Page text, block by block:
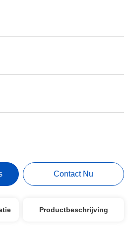
Contact Nu
Productbeschrijving